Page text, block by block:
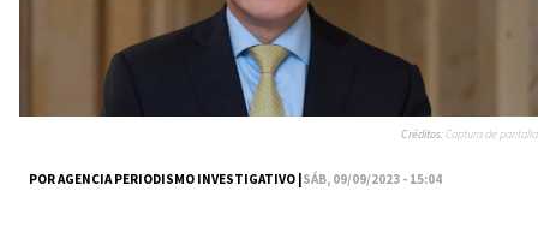
POR AGENCIA PERIODISMO INVESTIGATIVO |SÁB, 09/09/2023 - 15:04
Créditos:Captura de pantalla